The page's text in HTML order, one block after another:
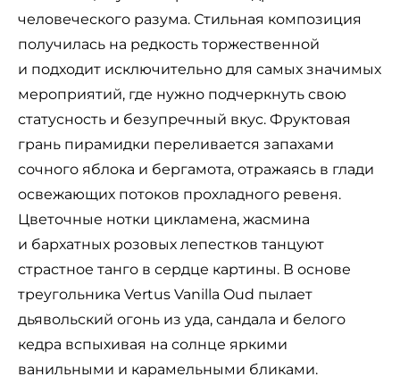
человеческого разума. Стильная композиция
получилась на редкость торжественной
и подходит исключительно для самых значимых
мероприятий, где нужно подчеркнуть свою
статусность и безупречный вкус. Фруктовая
грань пирамидки переливается запахами
сочного яблока и бергамота, отражаясь в глади
освежающих потоков прохладного ревеня.
Цветочные нотки цикламена, жасмина
и бархатных розовых лепестков танцуют
страстное танго в сердце картины. В основе
треугольника Vertus Vanilla Oud пылает
дьявольский огонь из уда, сандала и белого
кедра вспыхивая на солнце яркими
ванильными и карамельными бликами.